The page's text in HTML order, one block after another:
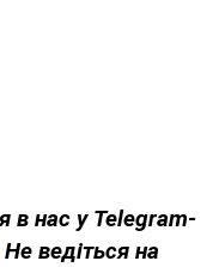
в нас у Telegram-
Не ведіться на